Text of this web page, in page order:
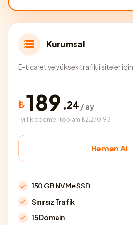
Kurumsal
E-ticaret ve yüksek trafikli siteler için
₺189 ,24 / ay
1 yıllık ödeme · toplam ₺2.270,93
Hemen Al
150 GB NVMe SSD
Sınırsız Trafik
15 Domain